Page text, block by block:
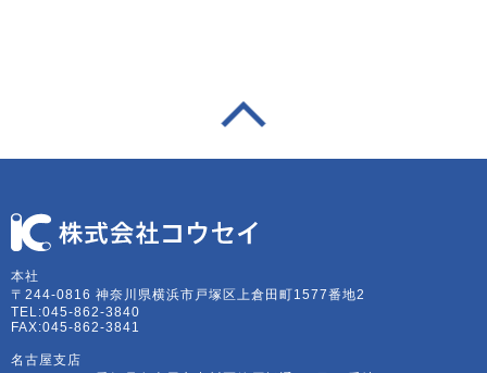
本社
〒244-0816 神奈川県横浜市戸塚区上倉田町1577番地2
TEL:045-862-3840
FAX:045-862-3841
名古屋支店